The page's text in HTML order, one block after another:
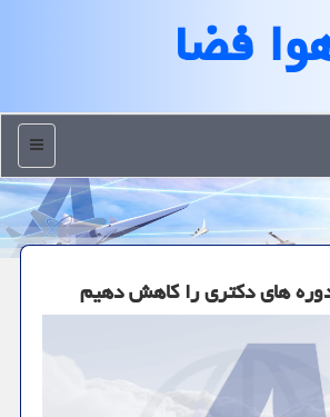
فضا
منو
های دكتری را كاهش دهیم